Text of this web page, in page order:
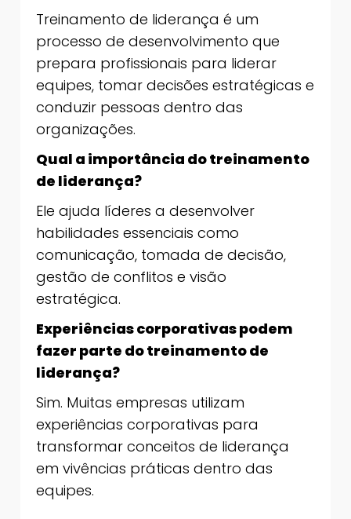
Treinamento de liderança é um
processo de desenvolvimento que
prepara profissionais para liderar
equipes, tomar decisões estratégicas e
conduzir pessoas dentro das
organizações.
Qual a importância do treinamento
de liderança?
Ele ajuda líderes a desenvolver
habilidades essenciais como
comunicação, tomada de decisão,
gestão de conflitos e visão
estratégica.
Experiências corporativas podem
fazer parte do treinamento de
liderança?
Sim. Muitas empresas utilizam
experiências corporativas para
transformar conceitos de liderança
em vivências práticas dentro das
equipes.